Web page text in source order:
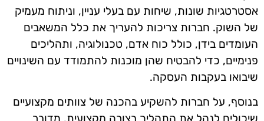
אסטרטגיות שונות, שיחות עם בעלי עניין, וניתוח מעמיק
של השוק. חברות צריכות להעריך את כלל המשאבים
העומדים בידן, כולל כוח אדם, טכנולוגיה, ותהליכים
פנימיים, כדי להבטיח שהן מוכנות להתמודד עם השינויים
שיבואו בעקבות העסקה.
בנוסף, על חברות להשקיע בהכנה של צוותים מקצועיים